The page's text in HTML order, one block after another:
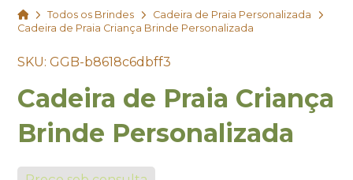
HomeTodos os Brindes
Cadeira de Praia Personalizada
Cadeira de Praia Criança Brinde Personalizada
SKU: GGB-b8618c6dbff3
Cadeira de Praia Criança
Brinde Personalizada